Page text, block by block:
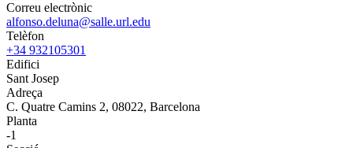
Correu electrònic
alfonso.deluna@salle.url.edu
Telèfon
+34 932105301
Edifici
Sant Josep
Adreça
C. Quatre Camins 2, 08022, Barcelona
Planta
-1